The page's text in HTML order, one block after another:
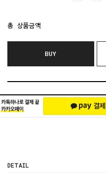
총 상품금액
BUY
DETAIL